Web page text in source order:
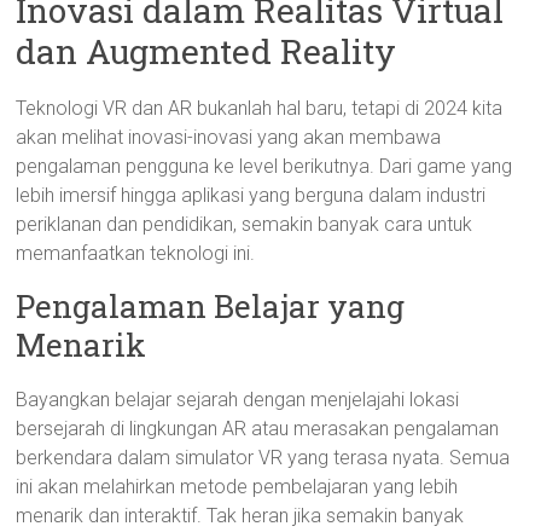
Inovasi dalam Realitas Virtual
dan Augmented Reality
Teknologi VR dan AR bukanlah hal baru, tetapi di 2024 kita
akan melihat inovasi-inovasi yang akan membawa
pengalaman pengguna ke level berikutnya. Dari game yang
lebih imersif hingga aplikasi yang berguna dalam industri
periklanan dan pendidikan, semakin banyak cara untuk
memanfaatkan teknologi ini.
Pengalaman Belajar yang
Menarik
Bayangkan belajar sejarah dengan menjelajahi lokasi
bersejarah di lingkungan AR atau merasakan pengalaman
berkendara dalam simulator VR yang terasa nyata. Semua
ini akan melahirkan metode pembelajaran yang lebih
menarik dan interaktif. Tak heran jika semakin banyak